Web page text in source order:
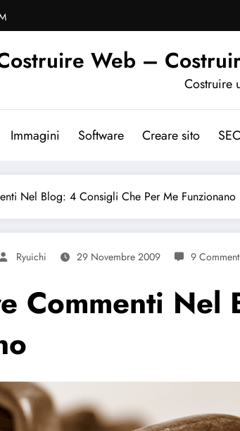
Web –
Costruire
Immagini Software Creare sito
Nel Blog: 4 Consigli Che Per Me Funzionano
Ryuichi 29 Novembre 2009 9
Commenti